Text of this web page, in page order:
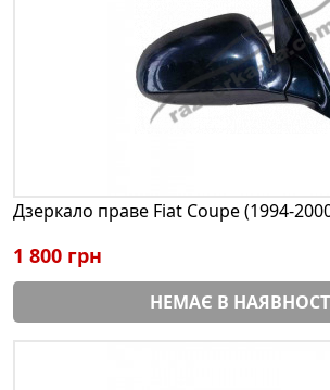
Дзеркало праве Fiat Coupe (1994-
1 800 грн
НЕМАЄ В